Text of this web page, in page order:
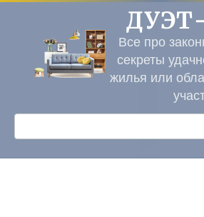
Перейти
контенту
Все про
секреты
жилья или
Поиск: